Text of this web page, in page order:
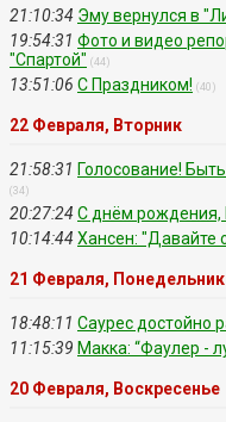
21:10:34 Эму вернулся в
19:54:31 Фото и видео
"Спартой" (44)
13:51:06 С Праздником! (40)
22 Февраля, Вторник
21:58:31 Голосование!
(34)
20:27:24 С днём рождения,
10:14:44 Хансен: "Давайте
21 Февраля, Понедельник
18:48:11 Саурес достойно
11:15:39 Макка: “Фаулер -
20 Февраля, Воскресенье